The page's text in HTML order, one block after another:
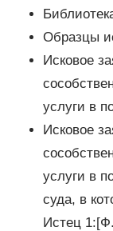
Образцы
Исковое
услуги в
Исковое
услуги в
суда, в
Истец